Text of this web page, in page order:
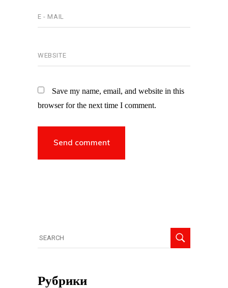
Save my name, email, and website in this
browser for the next time I comment.
Рубрики